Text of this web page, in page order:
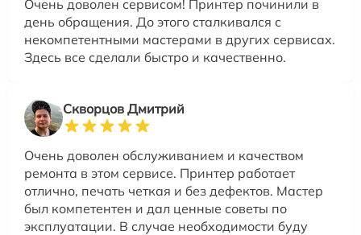
Очень доволен сервисом! Принтер починили в
день обращения. До этого сталкивался с
некомпетентными мастерами в других сервисах.
Здесь все сделали быстро и качественно.
Скворцов Дмитрий
Очень доволен обслуживанием и качеством
ремонта в этом сервисе. Принтер работает
отлично, печать четкая и без дефектов. Мастер
был компетентен и дал ценные советы по
эксплуатации. В случае необходимости буду